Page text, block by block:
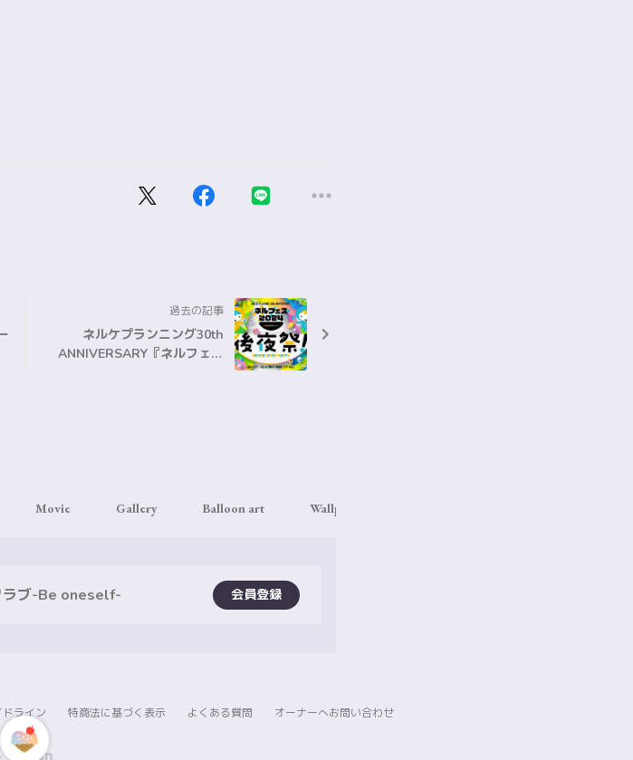
過去の記事
ネルケプランニング30th
ANNIVERSARY『ネルフェス
Movie Gallery Balloon art Wallpaper
ラブ-Be oneself- 会員登録
ライン 特商法に基づく表示 よくある質問 オーナーへお問い合わせ